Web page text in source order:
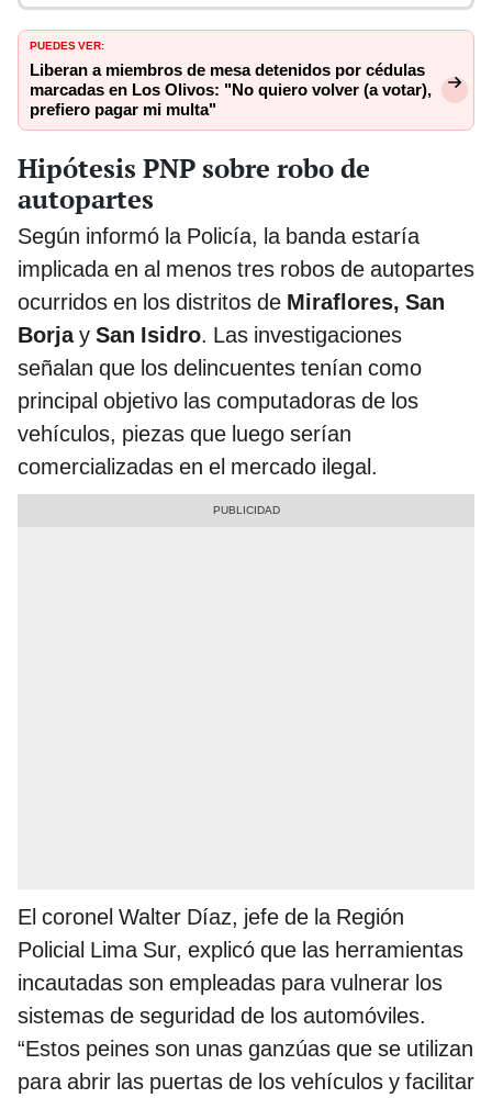
PUEDES VER:
Liberan a miembros de mesa detenidos por cédulas
marcadas en Los Olivos: "No quiero volver (a votar),
prefiero pagar mi multa"
Hipótesis PNP sobre robo de
autopartes
Según informó la Policía, la banda estaría
implicada en al menos tres robos de autopartes
ocurridos en los distritos de Miraflores, San
Borjay San Isidro. Las investigaciones
señalan que los delincuentes tenían como
principal objetivo las computadoras de los
vehículos, piezas que luego serían
comercializadas en el mercado ilegal.
El coronel Walter Díaz, jefe de la Región
Policial Lima Sur, explicó que las herramientas
incautadas son empleadas para vulnerar los
sistemas de seguridad de los automóviles.
“Estos peines son unas ganzúas que se utilizan
para abrir las puertas de los vehículos y facilitar